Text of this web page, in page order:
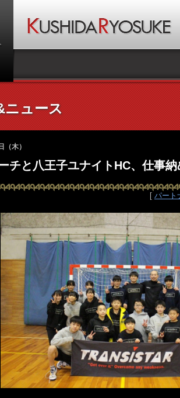
ニュース
木）
チと八王子ユナイトHC、仕事納
[ パート